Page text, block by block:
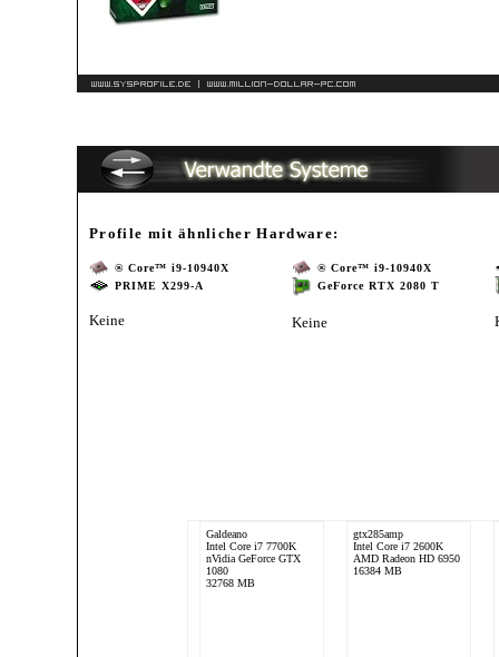
Profile mit ähnlicher Hardware:
® Core™ i9-10940X
PRIME X299-A
Keine
® Core™ i9-10940X
GeForce RTX 2080 T
Keine
Galdeano
Intel Core i7 7700K
nVidia GeForce GTX
1080
32768 MB
gtx285amp
Intel Core i7 2600K
AMD Radeon HD 6950
16384 MB